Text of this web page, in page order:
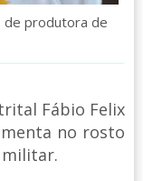
produtora de
Fábio Felix
no rosto